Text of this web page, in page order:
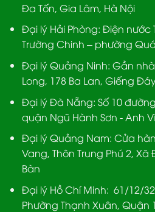
Đa Tốn, Gia Lâm, Hà Nội
Đại lý Hải Phòng: Điện nước
Trường Chinh – phường
Đại lý Quảng Ninh: Gần
Long, 178 Ba Lan, Giếng
Đại lý Đà Nẵng: Số 10
quận Ngũ Hành Sơn - Anh
Đại lý Quảng Nam: Cửa
Vang, Thôn Trung Phú 2,
Bàn
Đại lý Hồ Chí Minh: 61/12/
Phường Thạnh Xuân, Quận